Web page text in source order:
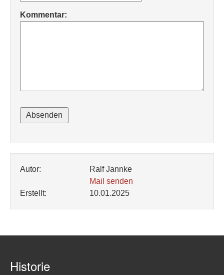
Kommentar:
Autor:
Ralf Jannke
Mail senden
Erstellt:
10.01.2025
Historie